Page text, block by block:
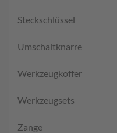
Steckschlüssel
Umschaltknarre
Werkzeugkoffer
Werkzeugsets
Zange